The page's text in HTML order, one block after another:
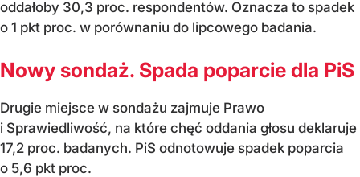
oddałoby 30,3 proc. respondentów. Oznacza to spadek
o 1 pkt proc. w porównaniu do lipcowego badania.
Nowy sondaż. Spada poparcie dla PiS
Drugie miejsce w sondażu zajmuje Prawo
i Sprawiedliwość, na które chęć oddania głosu deklaruje
17,2 proc. badanych. PiS odnotowuje spadek poparcia
o 5,6 pkt proc.